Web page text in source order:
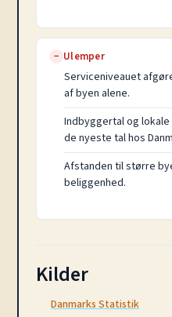
− Ulemper
Serviceniveauet
af byen alene.
Indbyggertal og
de nyeste tal hos
Afstanden til større
beliggenhed.
Kilder
Danmarks Statistik